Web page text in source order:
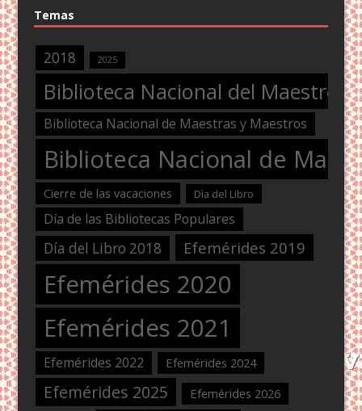
Temas
2018 2025
Biblioteca Nacional del Maestro
Biblioteca Nacional de Maestras y Maestros
Biblioteca Nacional de
Cierre de las vacaciones Dìa del Libro
Día de las Bibliotecas Populares
Día del Libro 2018 Efemérides 2019
Efemérides 2020
Efemérides 2021
Efemérides 2022 Efemérides 2024
Efemérides 2025 Efemérides 2026